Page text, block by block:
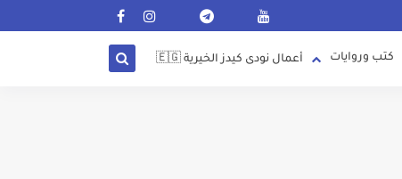
كتب وروايات أعمال نودى كيدز الخيرية 🇪🇬